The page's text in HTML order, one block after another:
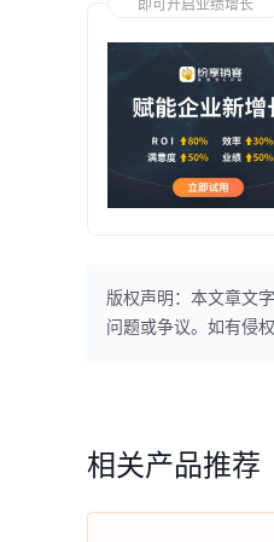
即可开启业绩增长
版权声明：本文章文
问题或争议。如有侵
相关产品推荐